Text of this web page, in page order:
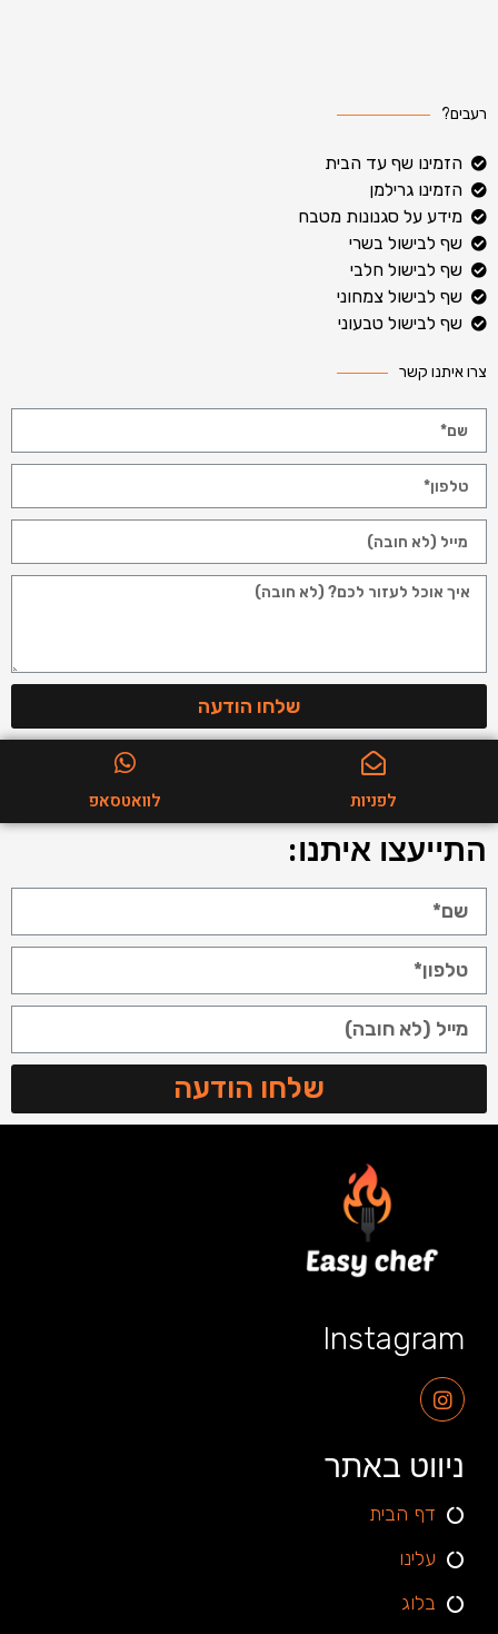
רעבים?
הזמינו שף עד הבית
הזמינו גרילמן
מידע על סגנונות מטבח
שף לבישול בשרי
שף לבישול חלבי
שף לבישול צמחוני
שף לבישול טבעוני
צרו איתנו קשר
שלחו הודעה
לפניות לוואטסאפ
התייעצו איתנו:
שלחו הודעה
Instagram
ניווט באתר
דף הבית
עלינו
בלוג